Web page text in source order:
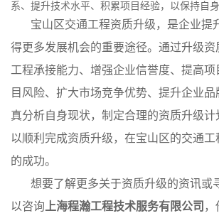
系、提升技术水平、积累项目经验，以保持自身
宝山区交通工程资质升级，是企业提
得更多发展机会的重要途径。通过升级
工程承接能力、增强企业信誉度、提高
目风险、扩大市场竞争优势、提升企业
真分析自身现状，制定合理的资质升级计
以顺利完成资质升级，在宝山区的交通
的成功。
想要了解更多关于资质升级的资讯或
以咨询 上海程瀚工程技术服务有限公司